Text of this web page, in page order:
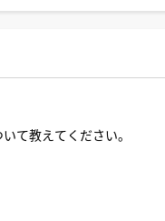
て教えてください。